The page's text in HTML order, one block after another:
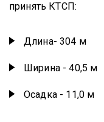
принять КТСП:
Длина- 304 м
Ширина - 40,5 м
Осадка - 11,0 м